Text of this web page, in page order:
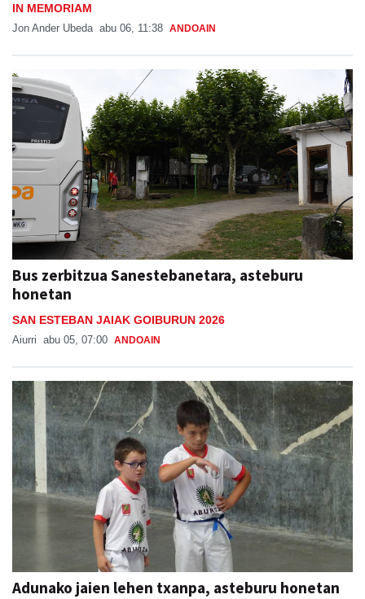
IN MEMORIAM
Jon Ander Ubeda abu 06, 11:38 ANDOAIN
Bus zerbitzua Sanestebanetara, asteburu
honetan
SAN ESTEBAN JAIAK GOIBURUN 2026
Aiurri abu 05, 07:00 ANDOAIN
Adunako jaien lehen txanpa, asteburu honetan